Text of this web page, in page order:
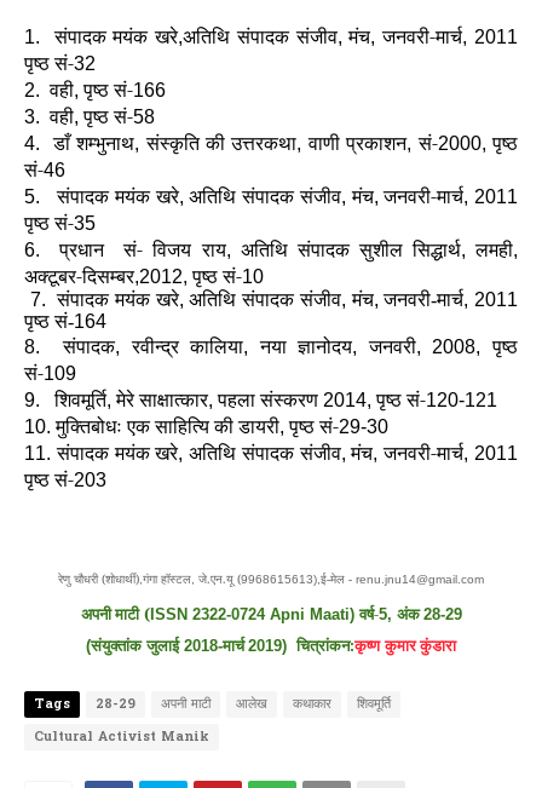
1.संपादक मयंक खरे,अतिथि संपादक संजीव,मंच,जनवरी-मार्च, 2011
पृष्ठ सं-32
2.वही,पृष्ठ सं-166
3.वही,पृष्ठ सं-58
4.डाँ शम्भुनाथ,संस्कृति की उत्तरकथा,वाणी प्रकाशन,सं-2000,पृष्ठ
सं-46
5.संपादक मयंक खरे,अतिथि संपादक संजीव,मंच,जनवरी-मार्च, 2011
पृष्ठ सं-35
6.प्रधान सं- विजय राय, अतिथि संपादक सुशील सिद्धार्थ,लमही,
अक्टूबर-दिसम्बर,2012,पृष्ठ सं-10
7.संपादक मयंक खरे,अतिथि संपादक संजीव,मंच,जनवरी-मार्च, 2011
पृष्ठ सं-164
8.संपादक,रवीन्द्र कालिया,नया ज्ञानोदय,जनवरी, 2008,पृष्ठ
सं-109
9.शिवमूर्ति,मेरे साक्षात्कार,पहला संस्करण 2014,पृष्ठ सं-120-121
10.मुक्तिबोधः एक साहित्यि की डायरी,पृष्ठ सं-29-30
11.संपादक मयंक खरे,अतिथि संपादक संजीव,मंच,जनवरी-मार्च, 2011
पृष्ठ सं-203
रेणु चौधरी (शोधार्थी) गंगा हॉस्टल जे.एन.यू (9968615613), ई-मेल - renu.jnu14@gmail.com
अपनी माटी (ISSN 2322-0724 Apni Maati)वर्ष-5, अंक28-29
(संयुक्तांक जुलाई2018-मार्च2019) चित्रांकन:कृष्ण कुमार कुंडारा
Tags 28-29 अपनी माटी आलेख कथाकार
शिवमूर्ति
Cultural Activist Manik